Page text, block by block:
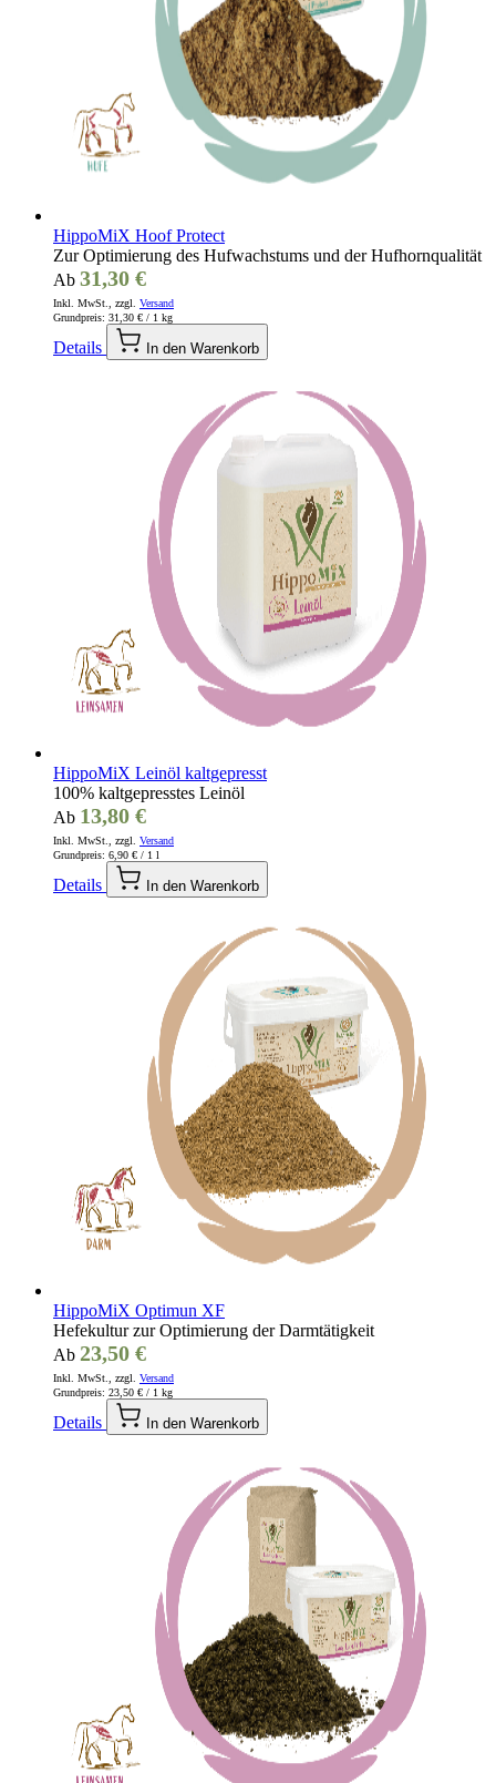
HippoMiX Hoof Protect
Zur Optimierung des Hufwachstums und der Hufhornqualität
Ab 31,30 €
Inkl. MwSt., zzgl. Versand
Grundpreis: 31,30 € / 1 kg
Details In den Warenkorb
HippoMiX Leinöl kaltgepresst
100% kaltgepresstes Leinöl
Ab 13,80 €
Inkl. MwSt., zzgl. Versand
Grundpreis: 6,90 € / 1 l
Details In den Warenkorb
HippoMiX Optimun XF
Hefekultur zur Optimierung der Darmtätigkeit
Ab 23,50 €
Inkl. MwSt., zzgl. Versand
Grundpreis: 23,50 € / 1 kg
Details In den Warenkorb